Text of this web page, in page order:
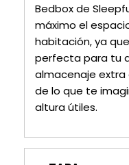
Bedbox de
máximo el
habitación, ya
perfecta para tu
almacenaje
de lo que te
altura útiles.